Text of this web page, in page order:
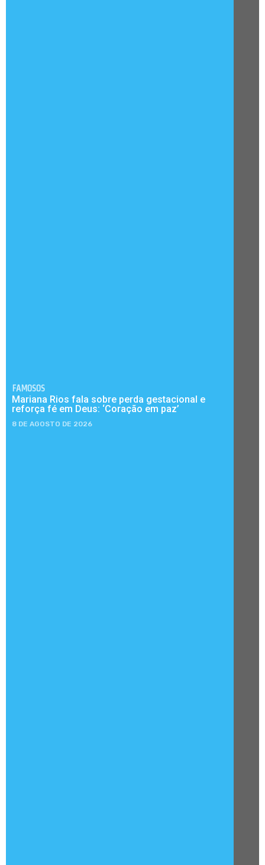
FAMOSOS
Mariana Rios fala sobre perda gestacional e
reforça fé em Deus: ‘Coração em paz’
8 DE AGOSTO DE 2026